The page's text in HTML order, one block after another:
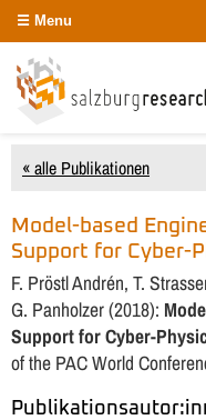
Menu
« alle Publikationen
Model-based
Support for Cyber-
F. Pröstl Andrén, T.
G. Panholzer (2018):
Support for Cyber-
of the PAC World